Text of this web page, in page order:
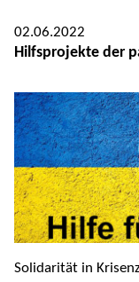
02.06.2022
Hilfsprojekte der
Solidarität in